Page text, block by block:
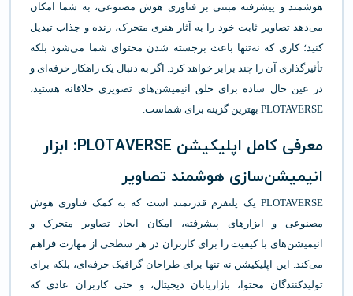
هوشمند و پیشرفته مبتنی بر فناوری هوش مصنوعی، به شما امکان
می‌دهد تصاویر ثابت خود را به آثار هنری متحرک، زنده و جذاب تبدیل
کنید؛ کاری که نه‌تنها باعث برجسته شدن محتوای شما می‌شود بلکه
تأثیرگذاری آن را چند برابر خواهد کرد. اگر به دنبال یک راهکار حرفه‌ای و
در عین حال ساده برای خلق انیمیشن‌های تصویری خلاقانه هستید،
PLOTAVERSE بهترین گزینه برای شماست.
معرفی کامل اپلیکیشن PLOTAVERSE: ابزار
انیمیشن‌سازی هوشمند تصاویر
PLOTAVERSE یک پلتفرم قدرتمند است که به کمک فناوری هوش
مصنوعی و ابزارهای پیشرفته، امکان ایجاد تصاویر متحرک و
انیمیشن‌های با کیفیت را برای کاربران در هر سطحی از مهارت فراهم
می‌کند. این اپلیکیشن نه تنها برای طراحان گرافیک حرفه‌ای، بلکه برای
تولیدکنندگان محتوا، بازاریابان دیجیتال، و حتی کاربران عادی که